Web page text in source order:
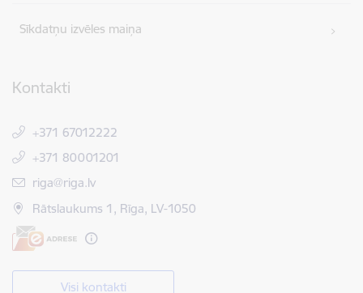
Sīkdatņu izvēles maiņa
Kontakti
+371 67012222
+371 80001201
E-pasts:
riga@riga.lv
Rātslaukums 1, Rīga, LV-1050
Visi kontakti